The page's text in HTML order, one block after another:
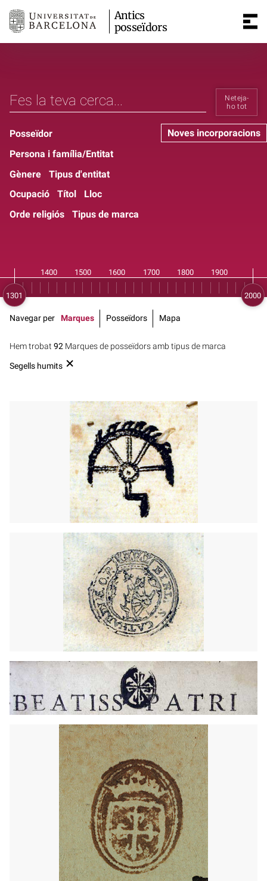
Antics
posseïdors
Neteja-
ho tot
Noves incorporacions
Posseïdor
Persona i família/Entitat
Gènere
Tipus d'entitat
Ocupació
Títol
Lloc
Orde religiós
Tipus de marca
Hem trobat 92 Marques de posseïdors amb tipus de marca
Segells humits
Navegar per Marques Posseïdors Mapa